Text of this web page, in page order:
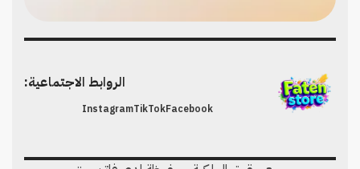
الروابط الاجتماعية:
Facebook
TikTok
Instagram